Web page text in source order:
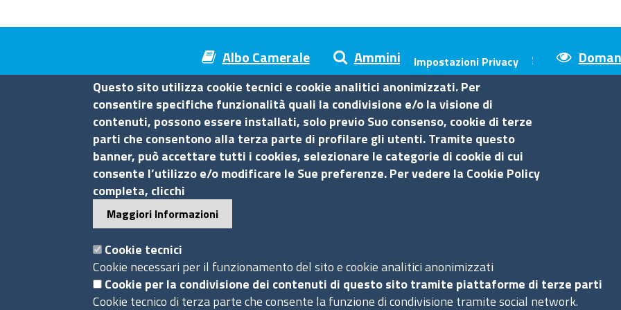
Albo Camerale Amministrazione trasparente
Camera di Commercio di Messina
Contatti
Piazza F.Cavallotti,3 - 98122 Messina
tel. 090-77721
fax 090-674644
P.I. 0075 36 00 832
Peccciaa.messina@me.legalmail.camcom.it
Ufficio relazioni con il pubblico
Amministrazione trasparente
Procedimenti
Provvedimenti
Impostazioni Privacy
Questo sito utilizza cookie tecnici e cookie analitici anonimizzati. Per
consentire specifiche funzionalità quali la condivisione e/o la visione di
contenuti, possono essere installati, solo previo Suo consenso, cookie di terze
parti che consentono alla terza parte di profilare gli utenti. Tramite questo
banner, può accettare tutti i cookies, selezionare le categorie di cookie di cui
consente l’utilizzo e/o modificare le Sue preferenze. Per vedere la Cookie Policy
completa, clicchi
Maggiori Informazioni
Cookie tecnici
Cookie necessari per il funzionamento del sito e cookie analitici anonimizzati
Cookie per la condivisione dei contenuti di questo sito tramite piattaforme di terze parti
Cookie tecnico di terza parte che consente la funzione di condivisione tramite social network.